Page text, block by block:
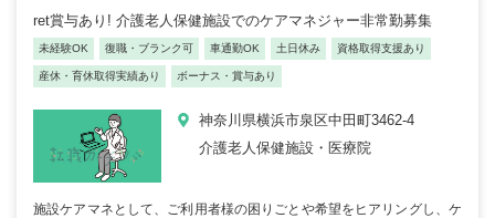
ret賞与あり! 介護老人保健施設でのケアマネジャー非常勤募集
未経験OK 復職・ブランク可 車通勤OK 土日休み 資格取得支援あり
産休・育休取得実績あり ボーナス・賞与あり
神奈川県横浜市泉区中田町3462-4
介護老人保健施設・医療院
施設ケアマネとして、ご利用者様の困りごとや希望をヒアリングし、ケ